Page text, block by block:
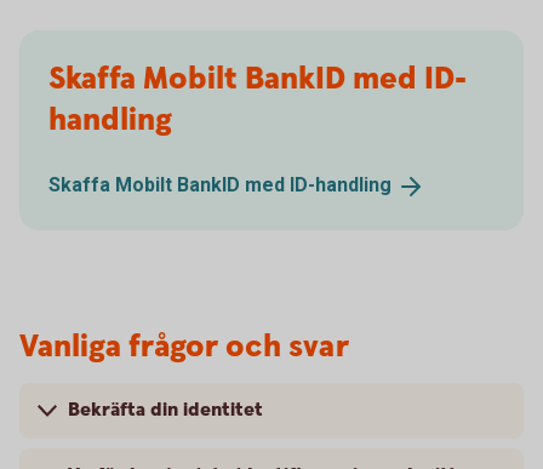
Skaffa Mobilt BankID med ID-
handling
Skaffa Mobilt BankID med ID-handling
Vanliga frågor och svar
Bekräfta din identitet